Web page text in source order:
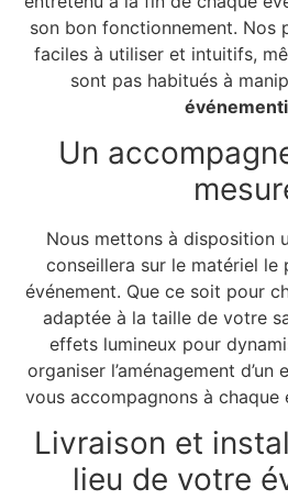
son bon fonctionnement. Nos
faciles à utiliser et intuitifs,
sont pas habitués à
Un
Nous mettons à disposition
conseillera sur le matériel le
événement. Que ce soit pour
adaptée à la taille de votre
effets lumineux pour
organiser l’aménagement d’un
vous accompagnons à
Livraison et
lieu de votre